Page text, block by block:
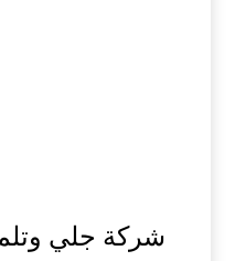
شركة جلي